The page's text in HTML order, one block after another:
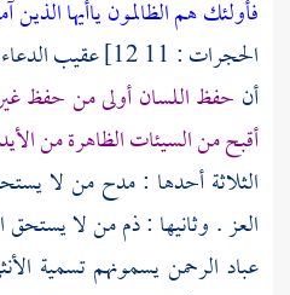
فأولئك هم الظالمونياأيها
الحجرات : 11 12]
أن حفظ اللسان أولى من حفظ
أقبح من السيئات الظاهرة من
الثلاثة أحدها : مدح من لا
العز . وثانيها : ذم من لا يستحق
عباد الرحمن يسمونهم تسمية